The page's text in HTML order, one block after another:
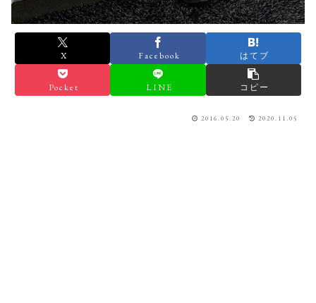
X Facebook はてブ
Pocket LINE コピー
2016.05.20 2020.11.05